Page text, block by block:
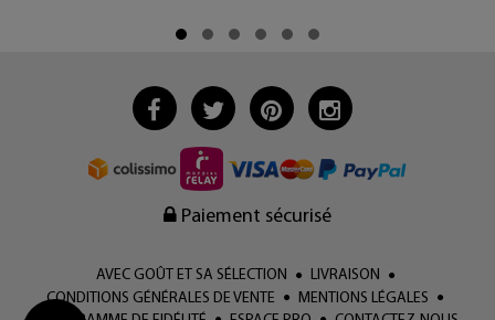
Paiement sécurisé
AVEC GOÛT ET SA SÉLECTION
LIVRAISON
CONDITIONS GÉNÉRALES DE VENTE
MENTIONS LÉGALES